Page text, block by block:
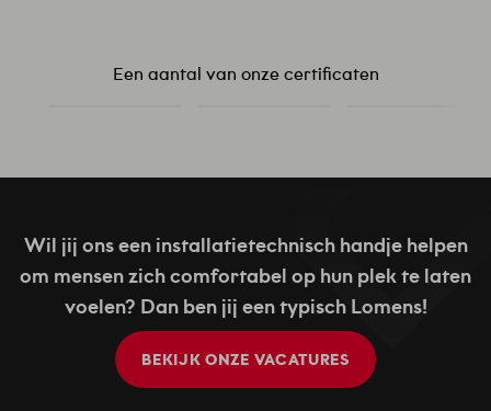
Een aantal van onze certificaten
Wil jij ons een installatietechnisch handje helpen
om mensen zich comfortabel op hun plek te laten
voelen? Dan ben jij een typisch Lomens!
BEKIJK ONZE VACATURES